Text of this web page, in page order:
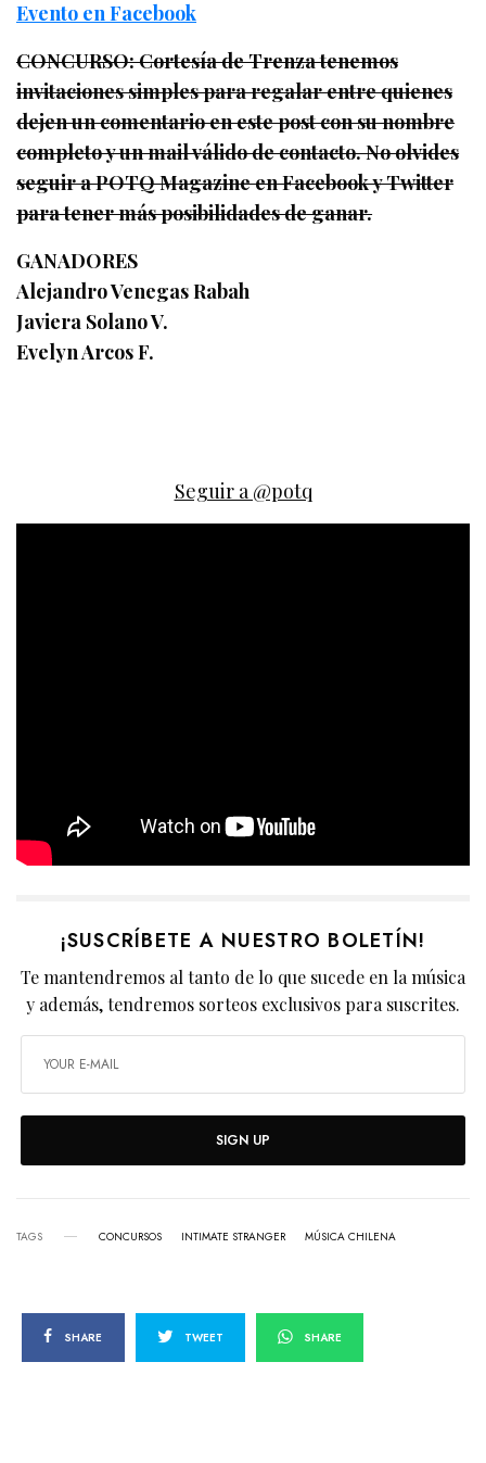
Evento en Facebook
CONCURSO: Cortesía de Trenza tenemos
invitaciones simples para regalar entre quienes
dejen un comentario en este post con su nombre
completo y un mail válido de contacto. No olvides
seguir a POTQ Magazine en Facebook y Twitter
para tener más posibilidades de ganar.
GANADORES
Alejandro Venegas Rabah
Javiera Solano V.
Evelyn Arcos F.
Seguir a @potq
¡SUSCRÍBETE A NUESTRO BOLETÍN!
Te mantendremos al tanto de lo que sucede en la música
y además, tendremos sorteos exclusivos para suscrites.
SIGN UP
TAGS CONCURSOS INTIMATE STRANGER MÚSICA CHILENA
SHARE TWEET SHARE